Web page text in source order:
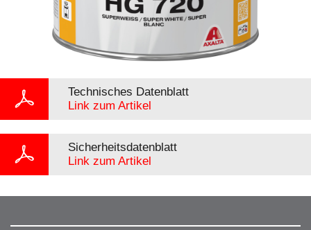
Technisches Datenblatt
Link zum Artikel
Sicherheitsdatenblatt
Link zum Artikel